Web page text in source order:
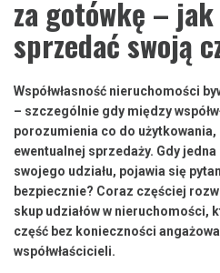
za gotówkę –
sprzedać swoją
Współwłasność nieruchomości
– szczególnie gdy między
porozumienia co do
ewentualnej sprzedaży. Gdy
swojego udziału, pojawia się
bezpiecznie? Coraz częściej
skup udziałów w nieruchomości,
część bez konieczności
współwłaścicieli.